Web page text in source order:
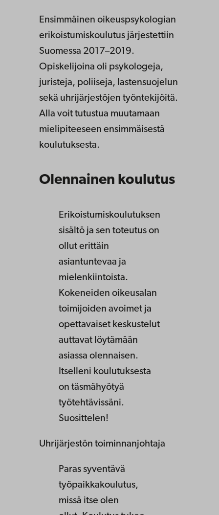
Ensimmäinen oikeuspsykologian
erikoistumiskoulutus järjestettiin
Suomessa 2017–2019.
Opiskelijoina oli psykologeja,
juristeja, poliiseja, lastensuojelun
sekä uhrijärjestöjen työntekijöitä.
Alla voit tutustua muutamaan
mielipiteeseen ensimmäisestä
koulutuksesta.
Olennainen koulutus
Erikoistumiskoulutuksen
sisältö ja sen toteutus on
ollut erittäin
asiantuntevaa ja
mielenkiintoista.
Kokeneiden oikeusalan
toimijoiden avoimet ja
opettavaiset keskustelut
auttavat löytämään
asiassa olennaisen.
Itselleni koulutuksesta
on täsmähyötyä
työtehtävissäni.
Suosittelen!
Uhrijärjestön toiminnanjohtaja
Paras syventävä
työpaikkakoulutus,
missä itse olen